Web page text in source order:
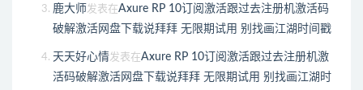
鹿大师发表在Axure RP 10订阅激活跟过去注册机激活码
破解激活网盘下载说拜拜 无限期试用 别找画江湖时间戳
天天好心情发表在Axure RP 10订阅激活跟过去注册机激
活码破解激活网盘下载说拜拜 无限期试用 别找画江湖时